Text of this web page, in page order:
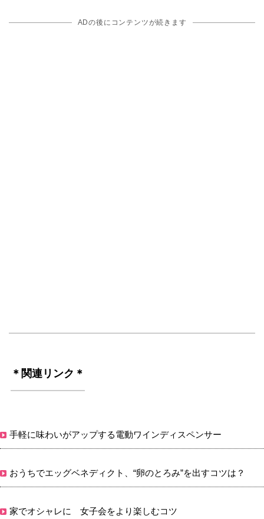
ADの後にコンテンツが続きます
＊関連リンク＊
手軽に味わいがアップする電動ワインディスペンサー
おうちでエッグベネディクト、“卵のとろみ”を出すコツは？
家でオシャレに 女子会をより楽しむコツ